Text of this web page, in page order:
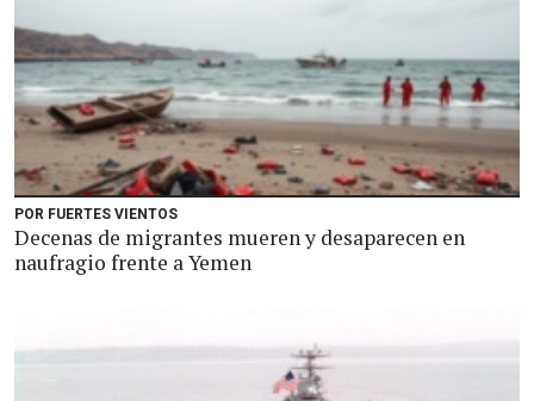
POR FUERTES VIENTOS
Decenas de migrantes mueren y desaparecen en
naufragio frente a Yemen